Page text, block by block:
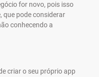
for novo, pois isso
que pode considerar
conhecendo a
criar o seu próprio app